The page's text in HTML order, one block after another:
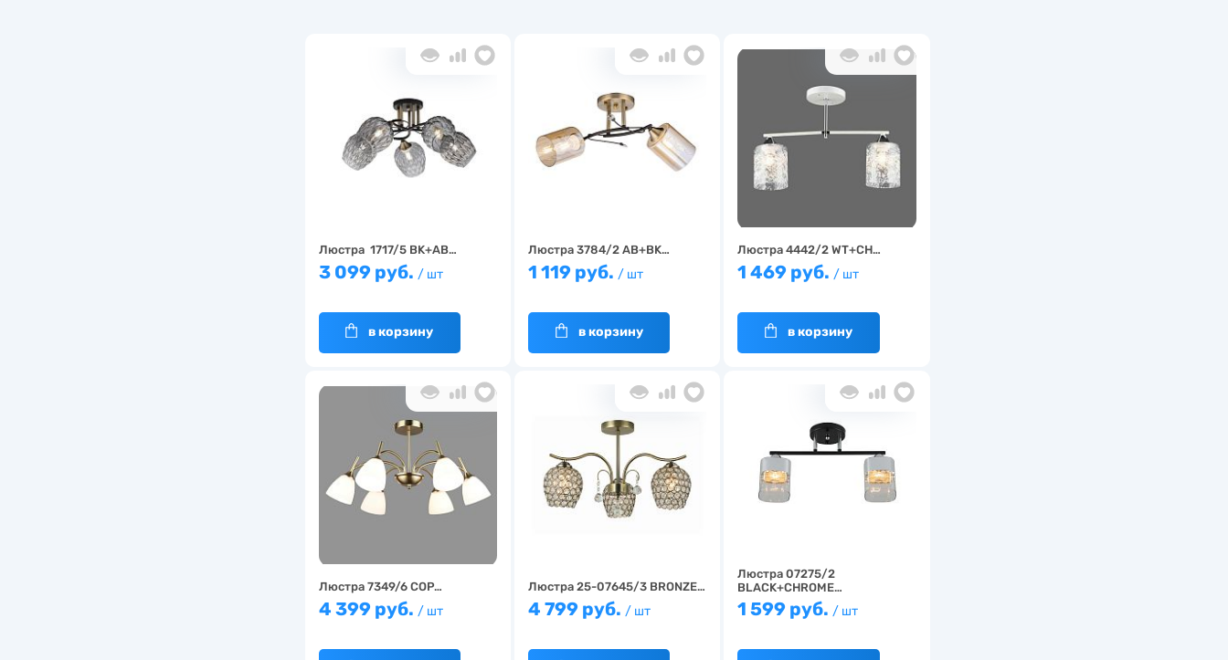
Люстра 1717/5 BK+AB…
3 099 руб. / шт
в корзину
Люстра 3784/2 AB+BK…
1 119 руб. / шт
в корзину
Люстра 4442/2 WT+CH…
1 469 руб. / шт
в корзину
Люстра 7349/6 COP…
4 399 руб. / шт
Люстра 25-07645/3 BRONZE…
4 799 руб. / шт
Люстра 07275/2
BLACK+CHROME…
1 599 руб. / шт